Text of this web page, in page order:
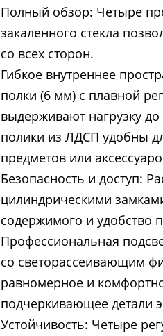
Полный обзор: Четыре
закаленного стекла
со всех сторон.
Гибкое внутреннее
полки (6 мм) с плавной
выдерживают нагрузку
полики из ЛДСП удобны
предметов или
Безопасность и доступ:
цилиндрическими
содержимого и удобство
Профессиональная
со светорассеивающим
равномерное и
подчеркивающее детали
Устойчивость: Четыре